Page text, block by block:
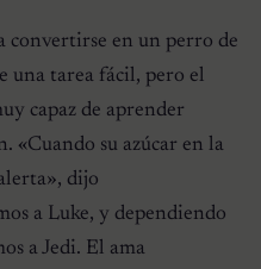
convertirse en un perro de
una tarea fácil, pero el
capaz de aprender
«Cuando su azúcar en la
, dijo
a Luke, y dependiendo
a Jedi. El ama